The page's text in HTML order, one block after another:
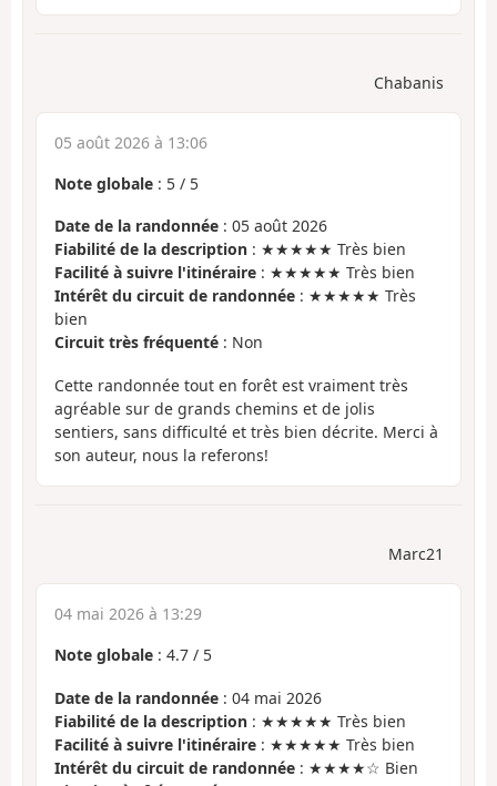
Chabanis
05 août 2026 à 13:06
Note globale : 5 / 5
Date de la randonnée : 05 août 2026
Fiabilité de la description : ★★★★★ Très bien
Facilité à suivre l'itinéraire : ★★★★★ Très bien
Intérêt du circuit de randonnée : ★★★★★ Très
bien
Circuit très fréquenté : Non
Cette randonnée tout en forêt est vraiment très
agréable sur de grands chemins et de jolis
sentiers, sans difficulté et très bien décrite. Merci à
son auteur, nous la referons!
Marc21
04 mai 2026 à 13:29
Note globale : 4.7 / 5
Date de la randonnée : 04 mai 2026
Fiabilité de la description : ★★★★★ Très bien
Facilité à suivre l'itinéraire : ★★★★★ Très bien
Intérêt du circuit de randonnée : ★★★★☆ Bien